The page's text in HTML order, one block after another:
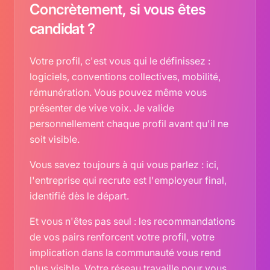
Concrètement, si vous êtes
candidat ?
Votre profil, c'est vous qui le définissez :
logiciels, conventions collectives, mobilité,
rémunération. Vous pouvez même vous
présenter de vive voix. Je valide
personnellement chaque profil avant qu'il ne
soit visible.
Vous savez toujours à qui vous parlez : ici,
l'entreprise qui recrute est l'employeur final,
identifié dès le départ.
Et vous n'êtes pas seul : les recommandations
de vos pairs renforcent votre profil, votre
implication dans la communauté vous rend